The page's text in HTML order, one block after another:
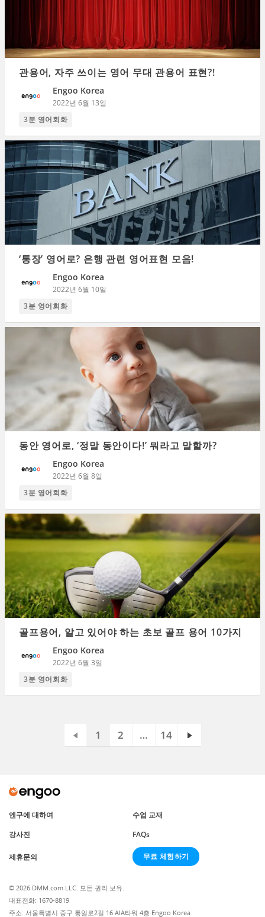
관용어, 자주 쓰이는 영어 무대 관용어 표현?!
Engoo Korea
2022년 6월 13일
3분 영어회화
‘통장’ 영어로? 은행 관련 영어표현 모음!
Engoo Korea
2022년 6월 10일
3분 영어회화
동안 영어로, ‘정말 동안이다!’ 뭐라고 말할까?
Engoo Korea
2022년 6월 8일
3분 영어회화
골프용어, 알고 있어야 하는 초보 골프 용어 10가지
Engoo Korea
2022년 6월 3일
3분 영어회화
1 2 … 14
엔구에 대하여
수업 교재
강사진
FAQs
제휴문의 무료 체험하기
© 2026 DMM.com LLC. 모든 권리 보유.
대표전화: 1670-8819
주소: 서울특별시 중구 통일로2길 16 AIA타워 4층 Engoo Korea